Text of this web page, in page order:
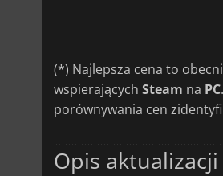
(*) Najlepsza cena to
wspierających Steam na PC
porównywania cen
Opis aktualizacji